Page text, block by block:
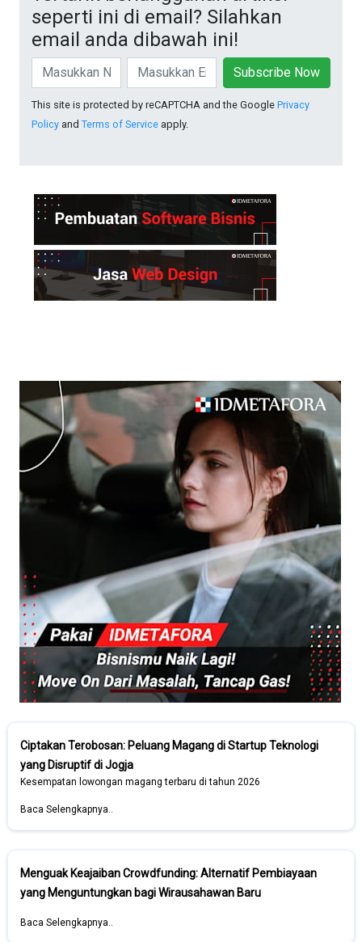
seperti ini di email? Silahkan
email anda dibawah ini!
Subscribe Now
This site is protected by reCAPTCHA and the Google Privacy
Policy and Terms of Service apply.
Ciptakan Terobosan: Peluang Magang di Startup Teknologi
yang Disruptif di Jogja
Kesempatan lowongan magang terbaru di tahun 2026
Baca Selengkapnya..
Menguak Keajaiban Crowdfunding: Alternatif Pembiayaan
yang Menguntungkan bagi Wirausahawan Baru
Baca Selengkapnya..